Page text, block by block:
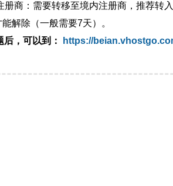
册商：需要转移至境内注册商，推荐转入
解除（一般需要7天）。
后，可以到：
https://